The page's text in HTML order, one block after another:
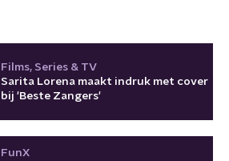
Films, Series & TV
Sarita Lorena maakt indruk met cover
bij 'Beste Zangers'
FunX